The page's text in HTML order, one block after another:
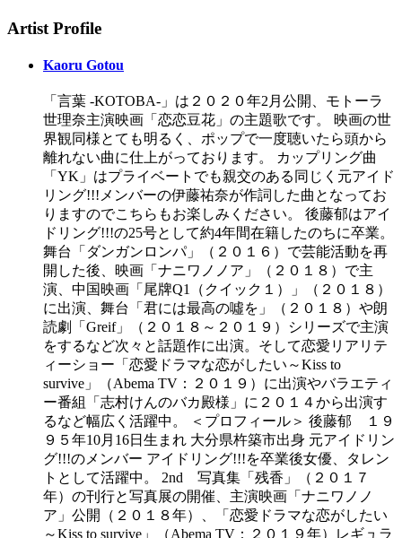
Artist Profile
Kaoru Gotou
「言葉 -KOTOBA-」は２０２０年2月公開、モトーラ
世理奈主演映画「恋恋豆花」の主題歌です。 映画の世
界観同様とても明るく、ポップで一度聴いたら頭から
離れない曲に仕上がっております。 カップリング曲
「YK」はプライベートでも親交のある同じく元アイド
リング!!!メンバーの伊藤祐奈が作詞した曲となってお
りますのでこちらもお楽しみください。 後藤郁はアイ
ドリング!!!の25号として約4年間在籍したのちに卒業。
舞台「ダンガンロンパ」（２０１６）で芸能活動を再
開した後、映画「ナニワノノア」（２０１８）で主
演、中国映画「尾牌Q1（クイック１）」（２０１８）
に出演、舞台「君には最高の噓を」（２０１８）や朗
読劇「Greif」（２０１８～２０１９）シリーズで主演
をするなど次々と話題作に出演。そして恋愛リアリテ
ィーショー「恋愛ドラマな恋がしたい～Kiss to
survive」（Abema TV：２０１９）に出演やバラエティ
ー番組「志村けんのバカ殿様」に２０１４から出演す
るなど幅広く活躍中。 ＜プロフィール＞ 後藤郁 １９
９５年10月16日生まれ 大分県杵築市出身 元アイドリン
グ!!!のメンバー アイドリング!!!を卒業後女優、タレン
トとして活躍中。 2nd 写真集「残香」（２０１７
年）の刊行と写真展の開催、主演映画「ナニワノノ
ア」公開（２０１８年）、「恋愛ドラマな恋がしたい
～Kiss to survive」（Abema TV：２０１９年）レギュラ